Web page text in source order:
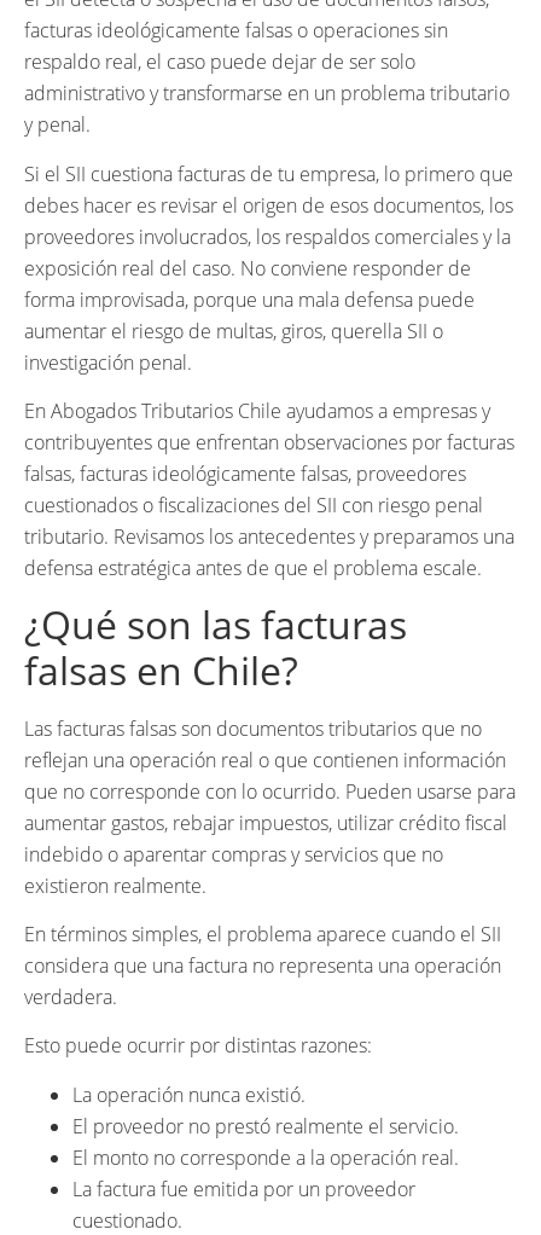
facturas ideológicamente falsas o operaciones sin
respaldo real, el caso puede dejar de ser solo
administrativo y transformarse en un problema tributario
y penal.
Si el SII cuestiona facturas de tu empresa, lo primero que
debes hacer es revisar el origen de esos documentos, los
proveedores involucrados, los respaldos comerciales y la
exposición real del caso. No conviene responder de
forma improvisada, porque una mala defensa puede
aumentar el riesgo de multas, giros, querella SII o
investigación penal.
En Abogados Tributarios Chile ayudamos a empresas y
contribuyentes que enfrentan observaciones por facturas
falsas, facturas ideológicamente falsas, proveedores
cuestionados o fiscalizaciones del SII con riesgo penal
tributario. Revisamos los antecedentes y preparamos una
defensa estratégica antes de que el problema escale.
¿Qué son las facturas
falsas en Chile?
Las facturas falsas son documentos tributarios que no
reflejan una operación real o que contienen información
que no corresponde con lo ocurrido. Pueden usarse para
aumentar gastos, rebajar impuestos, utilizar crédito fiscal
indebido o aparentar compras y servicios que no
existieron realmente.
En términos simples, el problema aparece cuando el SII
considera que una factura no representa una operación
verdadera.
Esto puede ocurrir por distintas razones:
La operación nunca existió.
El proveedor no prestó realmente el servicio.
El monto no corresponde a la operación real.
La factura fue emitida por un proveedor
cuestionado.